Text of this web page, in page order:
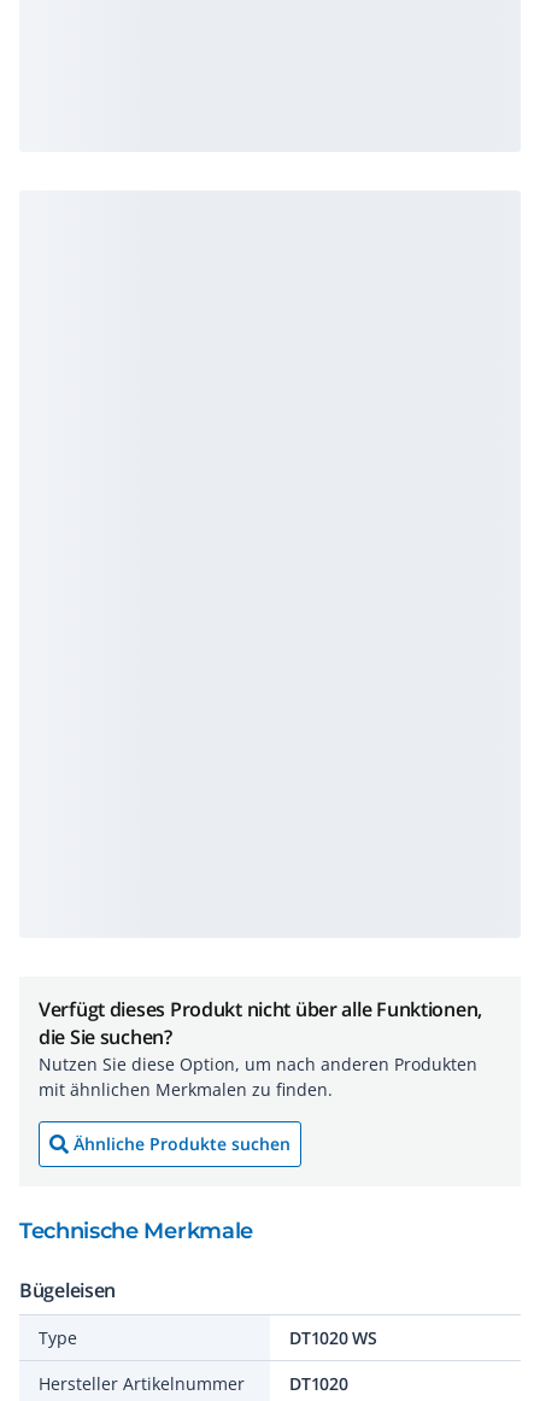
Verfügt dieses Produkt nicht über alle Funktionen,
die Sie suchen?
Nutzen Sie diese Option, um nach anderen Produkten
mit ähnlichen Merkmalen zu finden.
Ähnliche Produkte suchen
Technische Merkmale
Bügeleisen
Type
DT1020 WS
Hersteller Artikelnummer
DT1020